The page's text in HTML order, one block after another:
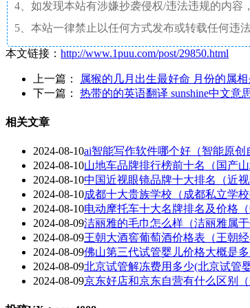
4、如发现本站有涉嫌抄袭侵权/违法违规的内容
5、本站一律禁止以任何方式发布或转载任何违
本文链接： http://www.1puu.com/post/29850.html
上一篇：
属猴的几月出生最好命 月份的属相
下一篇： 热带的的英语翻译 sunshine中文意
相关文章
2024-08-10ai智能写作软件哪个好（智能原创
2024-08-10山地车品牌排行榜前十名（国产
2024-08-10中国近视眼镜品牌十大排名（近视
2024-08-10成都十大贵族学校（成都私立学校
2024-08-10电动摩托车十大名牌排名及价格
2024-08-09洁丽雅的毛巾怎么样（洁丽雅属于
2024-08-09王朝大酒窖葡萄酒价格表（王朝经
2024-08-09佛山第三代试管婴儿价格大概是
2024-08-09北京试管解冻费用多少(北京试管
2024-08-09京东好店和京东自营有什么区别